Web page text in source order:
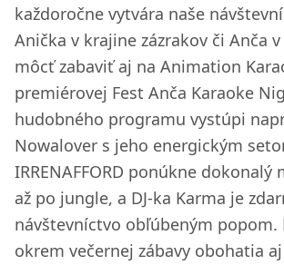
každoročne vytvára naše
Anička v krajine zázrakov či Anča
môcť zabaviť aj na Animation
premiérovej Fest Anča Karaoke
hudobného programu vystúpi
Nowalover s jeho energickým
IRRENAFFORD ponúkne
až po jungle, a DJ-ka Karma je
návštevníctvo obľúbeným
okrem večernej zábavy obohatia